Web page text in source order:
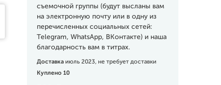
съемочной группы (будут высланы вам
на электронную почту или в одну из
перечисленных социальных сетей:
Telegram, WhatsApp, ВКонтакте) и наша
благодарность вам в титрах.
Доставка июль 2023, не требует доставки
Куплено 10